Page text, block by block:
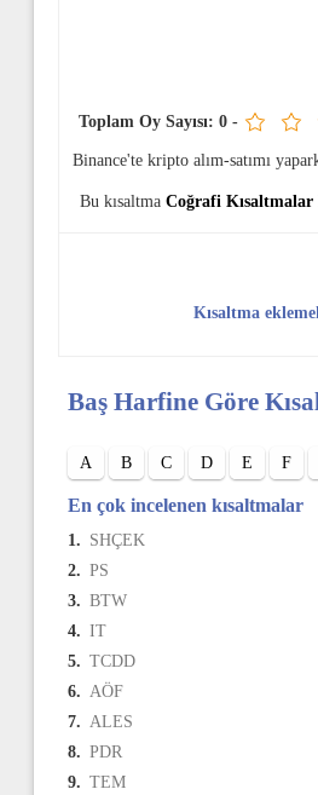
Toplam Oy Sayısı: 0-
Binance'te kripto alım-satımı
Bu kısaltma Coğrafi Kısaltmalar
Kısaltma
Baş Harfine Göre
A B C D E F
En çok incelenen kısaltmalar
1. SHÇEK
2. PS
3. BTW
4. IT
5. TCDD
6. AÖF
7. ALES
8. PDR
9. TEM